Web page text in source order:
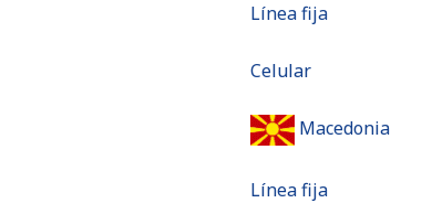
Línea fija
Celular
Macedonia
Línea fija